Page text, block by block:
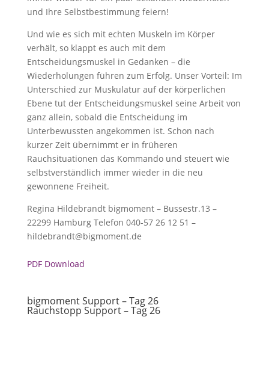
und Ihre Selbstbestimmung feiern!
Und wie es sich mit echten Muskeln im Körper
verhält, so klappt es auch mit dem
Entscheidungsmuskel in Gedanken – die
Wiederholungen führen zum Erfolg. Unser Vorteil: Im
Unterschied zur Muskulatur auf der körperlichen
Ebene tut der Entscheidungsmuskel seine Arbeit von
ganz allein, sobald die Entscheidung im
Unterbewussten angekommen ist. Schon nach
kurzer Zeit übernimmt er in früheren
Rauchsituationen das Kommando und steuert wie
selbstverständlich immer wieder in die neu
gewonnene Freiheit.
Regina Hildebrandt bigmoment – Bussestr.13 –
22299 Hamburg Telefon 040-57 26 12 51 –
hildebrandt@bigmoment.de
PDF Download
bigmoment Support – Tag 26
Rauchstopp Support – Tag 26